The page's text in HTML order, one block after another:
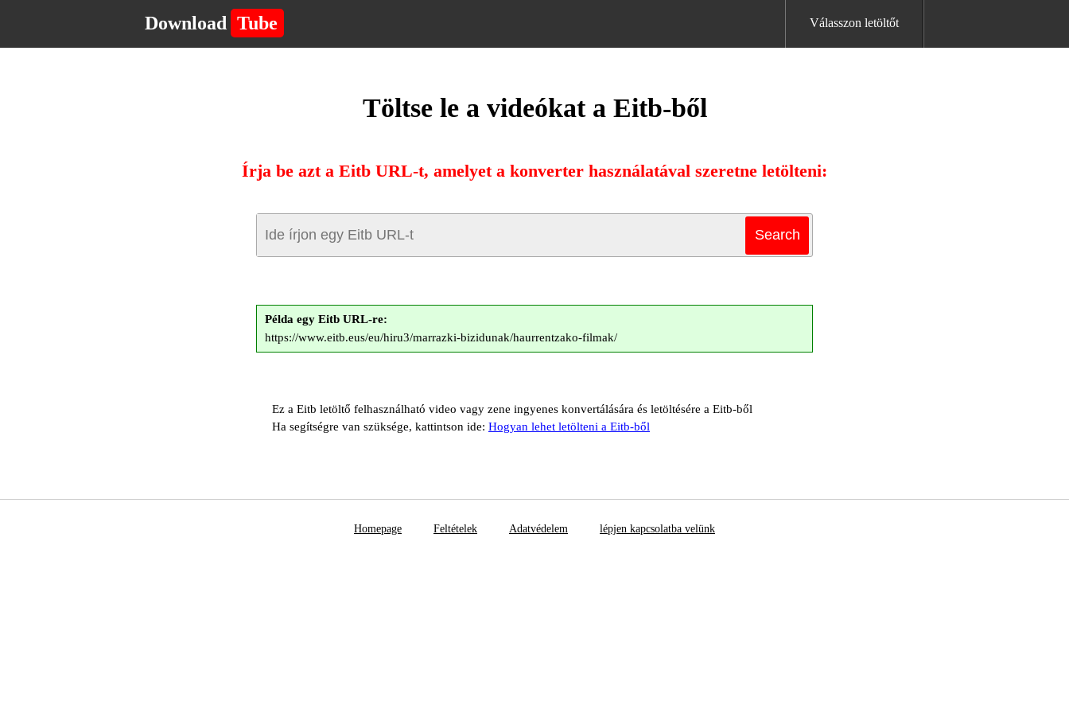
Download Tube Válasszon letöltőt
Töltse le a videókat a Eitb-ből
Írja be azt a Eitb URL-t, amelyet a konverter használatával szeretne letölteni:
Példa egy Eitb URL-re:
https://www.eitb.eus/eu/hiru3/marrazki-bizidunak/haurrentzako-filmak/
Ez a Eitb letöltő felhasználható video vagy zene ingyenes konvertálására és letöltésére a Eitb-ből
Ha segítségre van szüksége, kattintson ide: Hogyan lehet letölteni a Eitb-ből
Homepage Feltételek Adatvédelem lépjen kapcsolatba velünk